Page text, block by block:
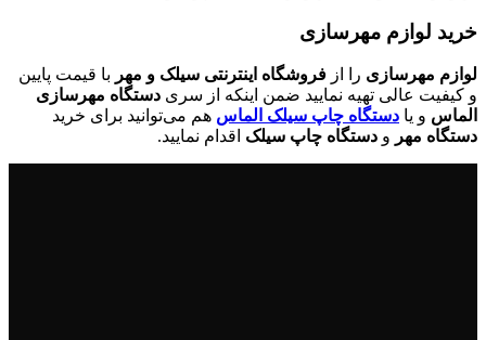
خرید لوازم مهرسازی
لوازم مهرسازی را از فروشگاه اینترنتی سیلک و مهر با قیمت پایین
و کیفیت عالی تهیه نمایید ضمن اینکه از سری دستگاه مهرسازی
الماس و یا دستگاه چاپ سیلک الماس هم می‌توانید برای خرید
دستگاه مهر و دستگاه چاپ سیلک اقدام نمایید.